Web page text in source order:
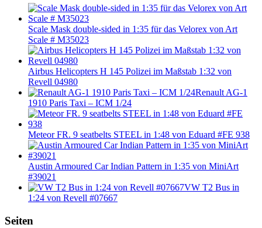
Scale Mask double-sided in 1:35 für das Velorex von Art
Scale # M35023
Airbus Helicopters H 145 Polizei im Maßstab 1:32 von
Revell 04980
Renault AG-1
1910 Paris Taxi – ICM 1/24
Meteor FR. 9 seatbelts STEEL in 1:48 von Eduard #FE 938
Austin Armoured Car Indian Pattern in 1:35 von MiniArt
#39021
VW T2 Bus in
1:24 von Revell #07667
Seiten